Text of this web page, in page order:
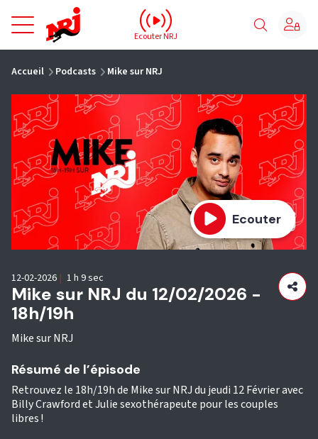
NRJ - Accueil
Ecouter NRJ
Accueil Podcasts Mike sur NRJ
Ecouter
Mike sur NRJ du 12/02/2026 -
18h/19h
Mike sur NRJ
12-02-2026 | 1 h 9 sec
Résumé de l’épisode
Retrouvez le 18h/19h de Mike sur NRJ du jeudi 12 Février avec
Billy Crawford et Julie sexothérapeute pour les couples
libres !